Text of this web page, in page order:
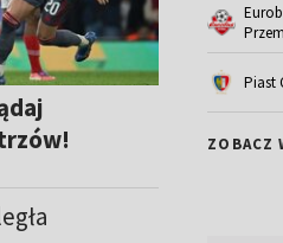
Piast
ZOBACZ